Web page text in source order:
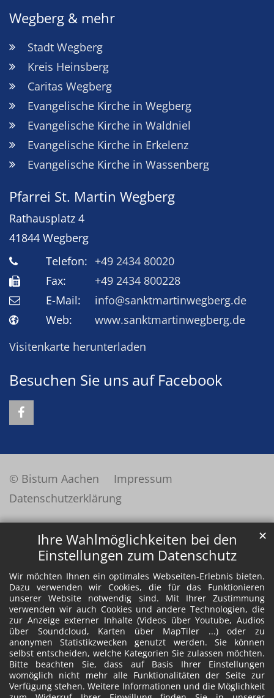
Ihre Wahlmöglichkeiten bei den
Einstellungen zum Datenschutz
Wir möchten Ihnen ein optimales Webseiten-Erlebnis bieten.
Dazu verwenden wir Cookies, die für das Funktionieren
unserer Website notwendig sind. Mit Ihrer Zustimmung
verwenden wir auch Cookies und andere Technologien, die
zur Anzeige externer Inhalte (Videos über Youtube, Audios
über Soundcloud, Karten über MapTiler ...) oder zu
anonymen Statistikzwecken genutzt werden. Sie können
selbst entscheiden, welche Kategorien Sie zulassen möchten.
Bitte beachten Sie, dass auf Basis Ihrer Einstellungen
womöglich nicht mehr alle Funktionalitäten der Seite zur
Verfügung stehen. Weitere Informationen und die Möglichkeit
✕
Wegberg & mehr
Stadt Wegberg
Kreis Heinsberg
Caritas Wegberg
Evangelische Kirche in Wegberg
Evangelische Kirche in Waldniel
Evangelische Kirche in Erkelenz
Evangelische Kirche in Wassenberg
Pfarrei St. Martin Wegberg
Rathausplatz 4
41844 Wegberg
Telefon: +49 2434 80020
Fax:
+49 2434 800228
E-Mail:
info@sanktmartinwegberg.de
Web:
www.sanktmartinwegberg.de
Visitenkarte herunterladen
Besuchen Sie uns auf Facebook
© Bistum Aachen
Impressum
Datenschutzerklärung